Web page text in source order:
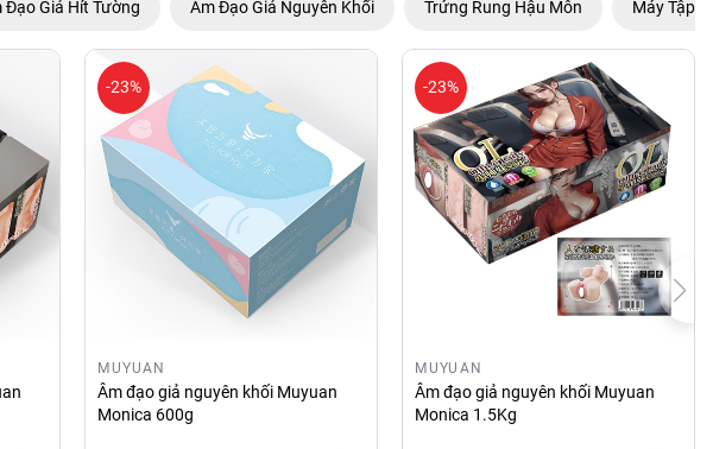
Đạo Giả Hít Tường Âm Đạo Giả Nguyên Khối Trứng Rung Hậu Môn Máy Tập
-23%
MUYUAN
Âm đạo giả nguyên khối Muyuan
Monica 600g
-23%
MUYUAN
Âm đạo giả nguyên khối Muyuan
Monica 1.5Kg